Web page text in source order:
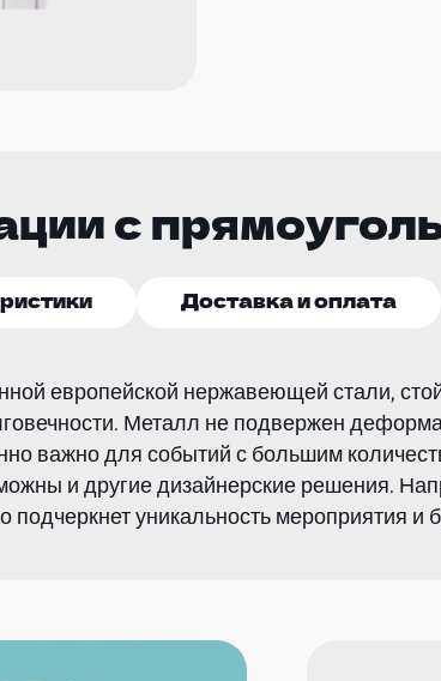
с
Доставка и оплата
европейской нержавеющей стали,
Металл не подвержен
важно для событий с большим
и другие дизайнерские решения.
подчеркнет уникальность мероприятия и